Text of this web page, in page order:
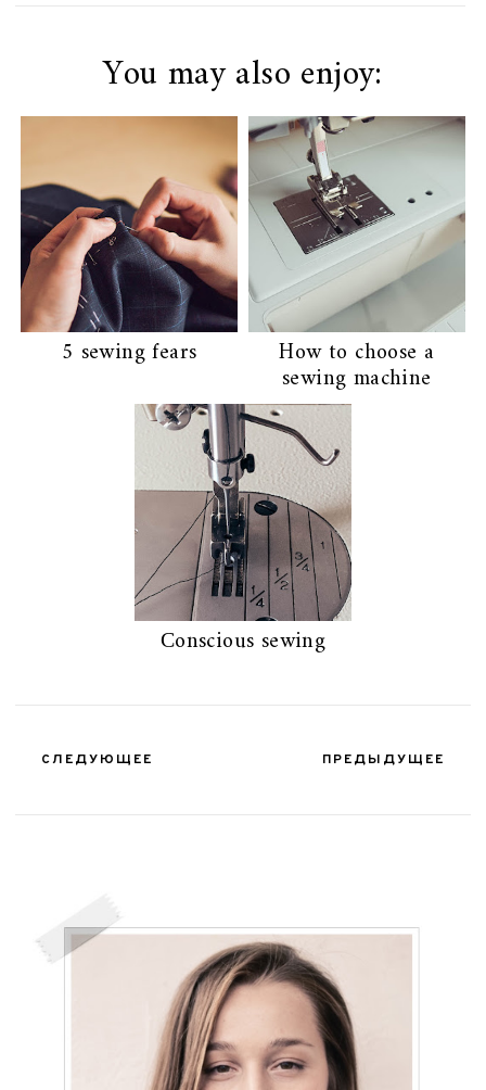
You may also enjoy:
5 sewing fears How to choose a
sewing machine
Сonscious sewing
СЛЕДУЮЩЕЕ ПРЕДЫДУЩЕЕ